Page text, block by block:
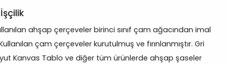
ahşap çerçeveler birinci sınıf çam ağacından imal
çam çerçeveler kurutulmuş ve fırınlanmıştır. Gri
Kanvas Tablo ve diğer tüm ürünlerde ahşap şaseler